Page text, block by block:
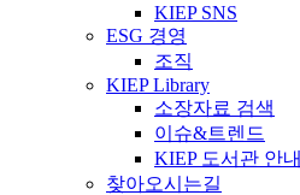
KIEP SNS
ESG 경영
조직
KIEP Library
소장자료 검색
이슈&트렌드
KIEP 도서관 안내
찾아오시는길